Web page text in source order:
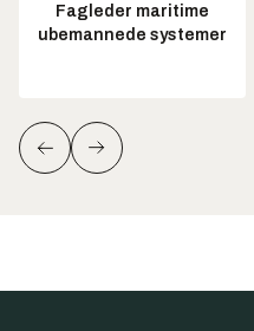
Fagleder maritime
ubemannede systemer